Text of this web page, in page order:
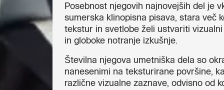
Posebnost njegovih najnovejših del je
sumerska klinopisna pisava, stara več
tekstur in svetlobe želi ustvariti
in globoke notranje izkušnje.
Številna njegova umetniška dela so
nanesenimi na teksturirane površine,
različne vizualne zaznave, odvisno od